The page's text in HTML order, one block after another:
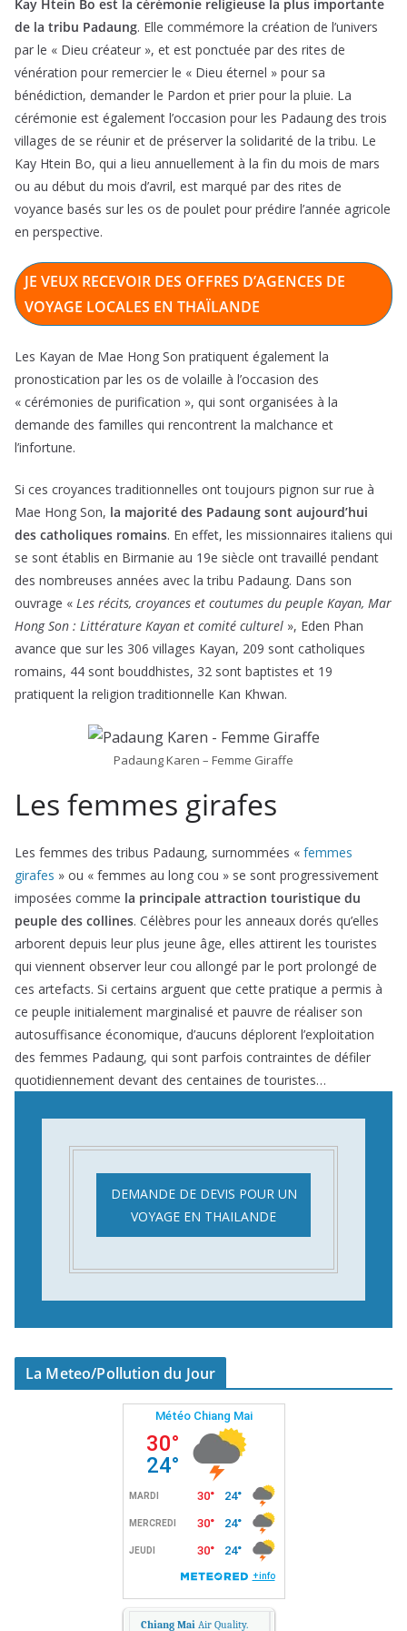
Kay Htein Bo est la cérémonie religieuse la plus importante
de la tribu Padaung. Elle commémore la création de l’univers
par le « Dieu créateur », et est ponctuée par des rites de
vénération pour remercier le « Dieu éternel » pour sa
bénédiction, demander le Pardon et prier pour la pluie. La
cérémonie est également l’occasion pour les Padaung des trois
villages de se réunir et de préserver la solidarité de la tribu. Le
Kay Htein Bo, qui a lieu annuellement à la fin du mois de mars
ou au début du mois d’avril, est marqué par des rites de
voyance basés sur les os de poulet pour prédire l’année agricole
en perspective.
JE VEUX RECEVOIR DES OFFRES D’AGENCES DE
VOYAGE LOCALES EN THAÏLANDE
Les Kayan de Mae Hong Son pratiquent également la
pronostication par les os de volaille à l’occasion des
« cérémonies de purification », qui sont organisées à la
demande des familles qui rencontrent la malchance et
l’infortune.
Si ces croyances traditionnelles ont toujours pignon sur rue à
Mae Hong Son, la majorité des Padaung sont aujourd’hui
des catholiques romains. En effet, les missionnaires italiens qui
se sont établis en Birmanie au 19e siècle ont travaillé pendant
des nombreuses années avec la tribu Padaung. Dans son
ouvrage « Les récits, croyances et coutumes du peuple Kayan, Mar
Hong Son : Littérature Kayan et comité culturel », Eden Phan
avance que sur les 306 villages Kayan, 209 sont catholiques
romains, 44 sont bouddhistes, 32 sont baptistes et 19
pratiquent la religion traditionnelle Kan Khwan.
Padaung Karen – Femme Giraffe
Les femmes girafes
Les femmes des tribus Padaung, surnommées « femmes
girafes » ou « femmes au long cou » se sont progressivement
imposées comme la principale attraction touristique du
peuple des collines. Célèbres pour les anneaux dorés qu’elles
arborent depuis leur plus jeune âge, elles attirent les touristes
qui viennent observer leur cou allongé par le port prolongé de
ces artefacts. Si certains arguent que cette pratique a permis à
ce peuple initialement marginalisé et pauvre de réaliser son
autosuffisance économique, d’aucuns déplorent l’exploitation
des femmes Padaung, qui sont parfois contraintes de défiler
quotidiennement devant des centaines de touristes…
DEMANDE DE DEVIS POUR UN
VOYAGE EN THAILANDE
La Meteo/Pollution du Jour
Chiang Mai Air Quality.